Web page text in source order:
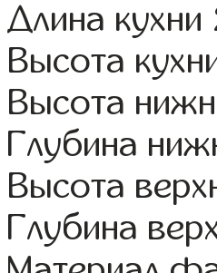
Длина кухни
Высота
Высота
Глубина
Высота
Глубина